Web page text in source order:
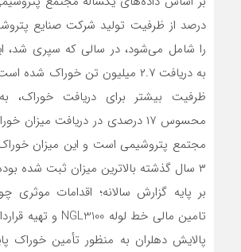
درصد از ظرفیت تولید شرکت صنایع
را شامل می‌شود، در سالی که سپری شد،
به دریافت ۲.۷ میلیون تن خوراک
ظرفیت بیشتر برای دریافت خوراک،
محسوس ۱۷ درصدی در دریافت میزان
مجتمع پتروشیمی است و این میزان
۳ سال گذشته بالاترین میزان ثبت شده بوده است.
بر پایه گزارش سالانه؛ اقدامات موثری
پالایش دهلران به منظور تأمین خوراک